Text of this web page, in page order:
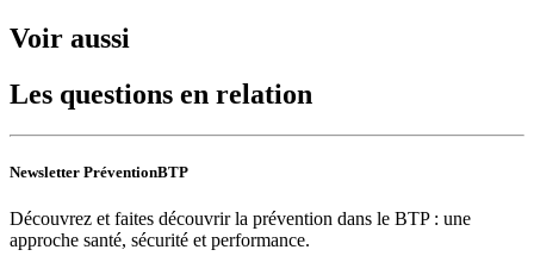
Voir aussi
Les questions en relation
Newsletter PréventionBTP
Découvrez et faites découvrir la prévention dans le BTP : une
approche santé, sécurité et performance.